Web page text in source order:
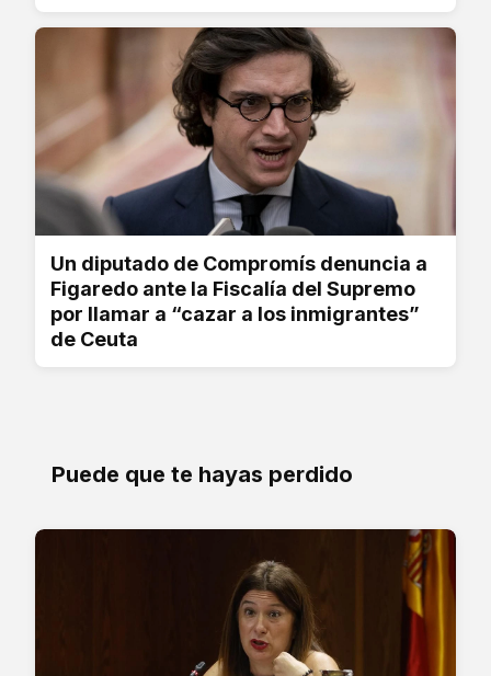
Un diputado de Compromís denuncia a
Figaredo ante la Fiscalía del Supremo
por llamar a “cazar a los inmigrantes”
de Ceuta
Puede que te hayas perdido